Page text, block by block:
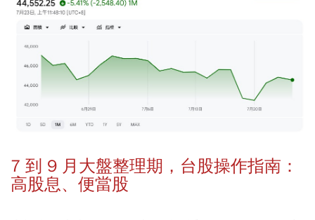
7 到 9 月大盤整理期，台股操作指南：
高股息、便當股